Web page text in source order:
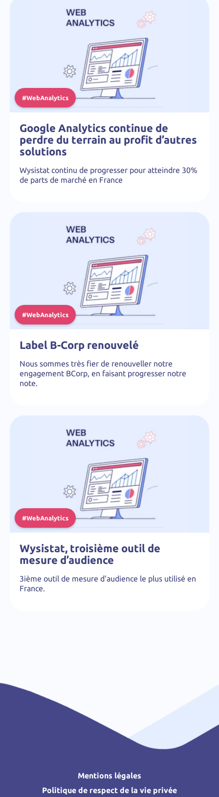
#WebAnalytics
Google Analytics continue de
perdre du terrain au profit d’autres
solutions
Wysistat continu de progresser pour atteindre 30%
de parts de marché en France
#WebAnalytics
Label B-Corp renouvelé
Nous sommes très fier de renouveller notre
engagement BCorp, en faisant progresser notre
note.
#WebAnalytics
Wysistat, troisième outil de
mesure d’audience
3ième outil de mesure d'audience le plus utilisé en
France.
Mentions légales
Politique de respect de la vie privée